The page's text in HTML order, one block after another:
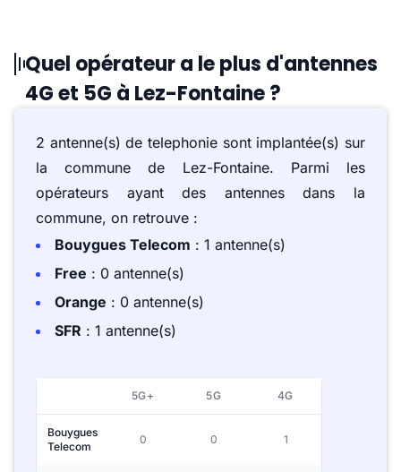
Quel opérateur a le plus d'antennes
4G et 5G à Lez-Fontaine ?
2 antenne(s) de telephonie sont implantée(s) sur
la commune de Lez-Fontaine. Parmi les
opérateurs ayant des antennes dans la
commune, on retrouve :
Bouygues Telecom : 1 antenne(s)
Free : 0 antenne(s)
Orange : 0 antenne(s)
SFR : 1 antenne(s)
5G+ 5G 4G
Bouygues
Telecom
0 0 1